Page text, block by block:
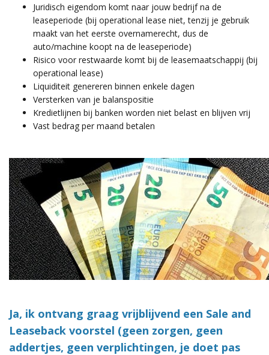
Juridisch eigendom komt naar jouw bedrijf na de
leaseperiode (bij operational lease niet, tenzij je gebruik
maakt van het eerste overnamerecht, dus de
auto/machine koopt na de leaseperiode)
Risico voor restwaarde komt bij de leasemaatschappij (bij
operational lease)
Liquiditeit genereren binnen enkele dagen
Versterken van je balanspositie
Kredietlijnen bij banken worden niet belast en blijven vrij
Vast bedrag per maand betalen
Ja, ik ontvang graag vrijblijvend een Sale and
Leaseback voorstel (geen zorgen, geen
addertjes, geen verplichtingen, je doet pas